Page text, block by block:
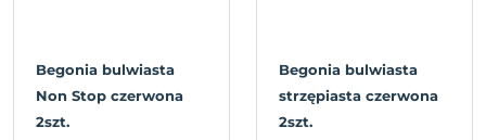
Begonia bulwiasta
Non Stop czerwona
2szt.
Begonia bulwiasta
strzępiasta czerwona
2szt.